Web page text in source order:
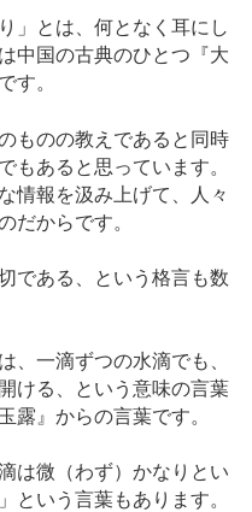
」とは、何となく耳にし
中国の古典のひとつ『大
す。
ものの教えであると同時
もあると思っています。
情報を汲み上げて、人々
だからです。
である、という格言も数
一滴ずつの水滴でも、
ける、という意味の言葉
露』からの言葉です。
は微（わず）かなりとい
という言葉もあります。